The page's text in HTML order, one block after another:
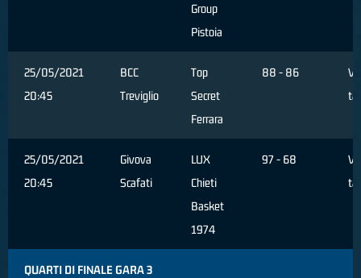
Group
Pistoia
25/05/2021
20:45
BCC
Treviglio
Top
Secret
Ferrara
88 - 86
25/05/2021
20:45
Givova
Scafati
LUX
Chieti
Basket
1974
97 - 68
QUARTI DI FINALE GARA 3